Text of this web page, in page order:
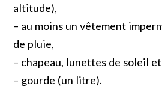
altitude),
– au moins un vêtement
de pluie,
– chapeau, lunettes de soleil
– gourde (un litre).